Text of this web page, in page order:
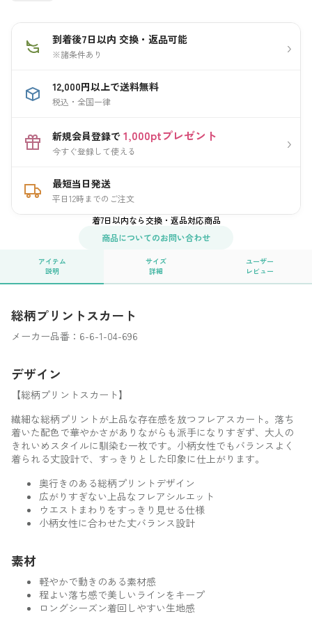
到着後7日以内 交換・返品可能
※諸条件あり ›
12,000円以上で送料無料
税込・全国一律
新規会員登録で 1,000ptプレゼント
今すぐ登録して使える ›
最短当日発送
平日12時までのご注文
着7日以内なら交換・返品対応商品
商品についてのお問い合わせ
アイテム
説明
サイズ
詳細
ユーザー
レビュー
総柄プリントスカート
メーカー品番：6-6-1-04-696
デザイン
【総柄プリントスカート】
繊細な総柄プリントが上品な存在感を放つフレアスカート。落ち
着いた配色で華やかさがありながらも派手になりすぎず、大人の
きれいめスタイルに馴染む一枚です。小柄女性でもバランスよく
着られる丈設計で、すっきりとした印象に仕上がります。
奥行きのある総柄プリントデザイン
広がりすぎない上品なフレアシルエット
ウエストまわりをすっきり見せる仕様
小柄女性に合わせた丈バランス設計
素材
軽やかで動きのある素材感
程よい落ち感で美しいラインをキープ
ロングシーズン着回しやすい生地感